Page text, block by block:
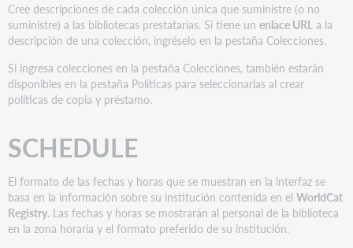
Cree descripciones de cada colección única que suministre (o no
suministre) a las bibliotecas prestatarias. Si tiene unenlace URL a la
descripción de una colección, ingréselo en la pestaña Colecciones.
Si ingresa colecciones en la pestaña Colecciones, también estarán
disponibles en la pestaña Políticas para seleccionarlas al crear
políticas de copia y préstamo.
SCHEDULE
El formato de las fechas y horas que se muestran en la interfaz se
basa en la información sobre su institución contenida en elWorldCat
Registry. Las fechas y horas se mostrarán al personal de la biblioteca
en la zona horaria y el formato preferido de su institución.